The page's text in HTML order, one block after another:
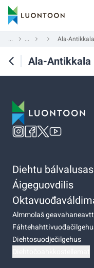
... ... Ala-
Ala-
Diehtu bálvalusas
Áigeguovdilis
Almmolaš
Diehtosuodječilgehus